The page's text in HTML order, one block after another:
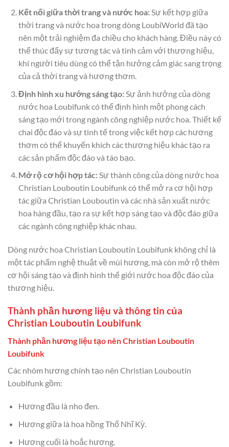
Kết nối giữa thời trang và nước hoa:Sự kết hợp giữa
thời trang và nước hoa trong dòng LoubiWorld đã tạo
nên một trải nghiệm đa chiều cho khách hàng. Điều này có
thể thúc đẩy sự tương tác và tình cảm với thương hiệu,
khi người tiêu dùng có thể tận hưởng cảm giác sang trọng
của cả thời trang và hương thơm.
Định hình xu hướng sáng tạo:Sự ảnh hưởng của dòng
nước hoa Loubifunk có thể định hình một phong cách
sáng tạo mới trong ngành công nghiệp nước hoa. Thiết kế
chai độc đáo và sự tinh tế trong việc kết hợp các hương
thơm có thể khuyến khích các thương hiệu khác tạo ra
các sản phẩm độc đáo và táo bạo.
Mở rộ cơ hội hợp tác:Sự thành công của dòng nước hoa
Christian Louboutin Loubifunk có thể mở ra cơ hội hợp
tác giữa Christian Louboutin và các nhà sản xuất nước
hoa hàng đầu, tạo ra sự kết hợp sáng tạo và độc đáo giữa
các ngành công nghiệp khác nhau.
Dòng nước hoa Christian Louboutin Loubifunk không chỉ là
một tác phẩm nghệ thuật về mùi hương, mà còn mở rộ thêm
cơ hội sáng tạo và định hình thế giới nước hoa độc đáo của
thương hiệu.
Thành phần hương liệu và thông tin của
Christian Louboutin Loubifunk
Thành phần hương liệu tạo nên Christian Louboutin
Loubifunk
Các nhóm hương chính tạo nên Christian Louboutin
Loubifunk gồm:
Hương đầu là nho đen.
Hương giữa là hoa hồng Thổ Nhĩ Kỳ.
Hương cuối là hoắc hương.